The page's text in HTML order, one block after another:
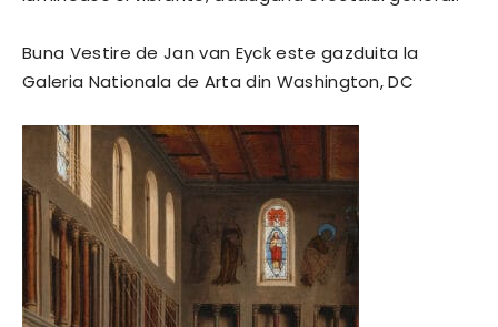
Buna Vestire de Jan van Eyck este gazduita la
Galeria Nationala de Arta din Washington, DC